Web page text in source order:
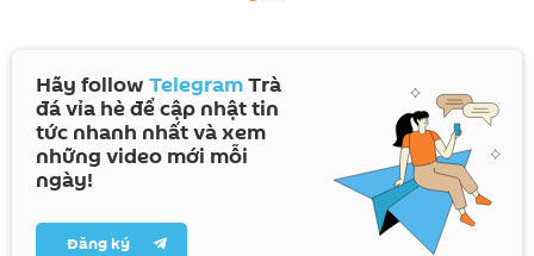
Hãy follow TelegramTrà
đá vỉa hè để cập nhật tin
tức nhanh nhất và xem
những video mới mỗi
ngày!
Đăng ký